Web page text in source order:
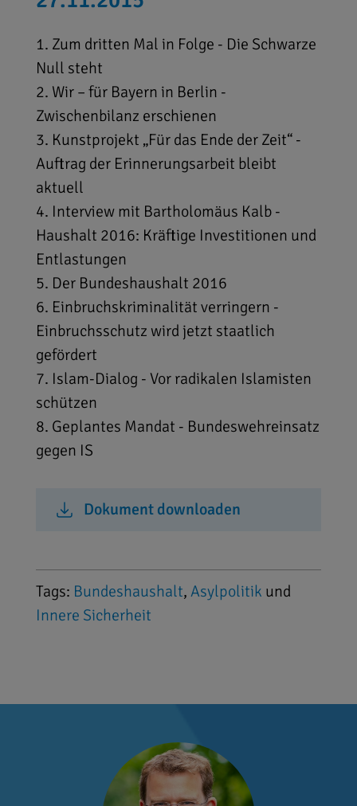
1. Zum dritten Mal in Folge - Die Schwarze
Null steht
2. Wir – für Bayern in Berlin -
Zwischenbilanz erschienen
3. Kunstprojekt „Für das Ende der Zeit“ -
Auftrag der Erinnerungsarbeit bleibt
aktuell
4. Interview mit Bartholomäus Kalb -
Haushalt 2016: Kräftige Investitionen und
Entlastungen
5. Der Bundeshaushalt 2016
6. Einbruchskriminalität verringern -
Einbruchsschutz wird jetzt staatlich
gefördert
7. Islam-Dialog - Vor radikalen Islamisten
schützen
8. Geplantes Mandat - Bundeswehreinsatz
gegen IS
Dokument downloaden
Tags: Bundeshaushalt, Asylpolitik und
Innere Sicherheit